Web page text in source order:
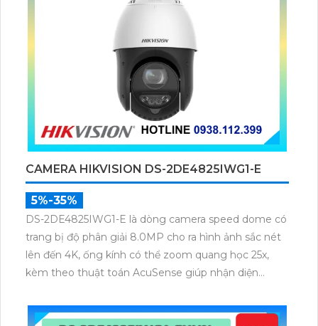
CAMERA HIKVISION DS-2DE4825IWG1-E
5%-35%
DS-2DE4825IWG1-E là dòng camera speed dome có
trang bị độ phân giải 8.0MP cho ra hình ảnh sắc nét
lên đến 4K, ống kính có thể zoom quang học 25x,
kèm theo thuật toán AcuSense giúp nhận diện
ngoại tầm xa lên đến 100m.